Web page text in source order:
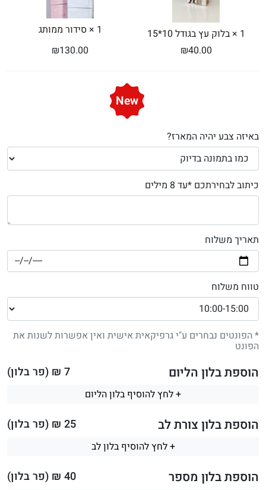
1
×בלוק עץ בגודל 10*15
₪40.00
1
×סידור ממותג
₪130.00
New
באיזה צבע יהיה המארז?
כיתוב לבחירתכם *עד 8 מילים
תאריך משלוח
טווח משלוח
* הפונטים נבחרים ע"י גרפיקאית אישית ואין אפשרות לשנות את
הפונט
הוספת בלון הליום 7 ₪ (פר בלון)
+ לחץ להוסיף בלון הליום
הוספת בלון צורת לב 25 ₪ (פר בלון)
+ לחץ להוסיף בלון לב
הוספת בלון מספר 40 ₪ (פר בלון)